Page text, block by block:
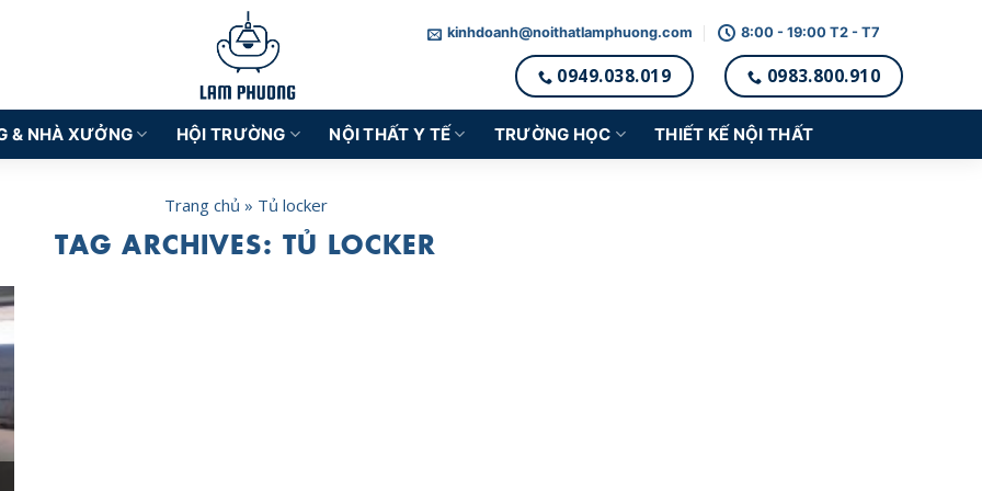
kinhdoanh@noithatlamphuong.com 8:00 - 19:00 T2 - T7
0949.038.019 0983.800.910
& NHÀ XƯỞNG HỘI TRƯỜNG NỘI THẤT Y TẾ TRƯỜNG HỌC THIẾT KẾ NỘI THẤT
Trang chủ » Tủ locker
TAG ARCHIVES: TỦ LOCKER